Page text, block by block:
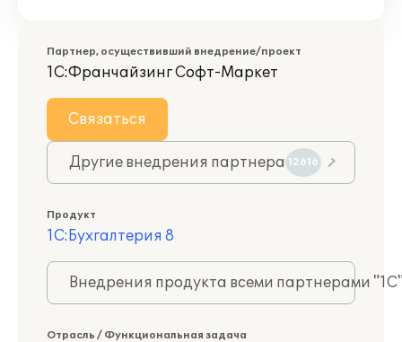
Партнер, осуществивший внедрение/проект
1С:Франчайзинг Софт-Маркет
Связаться
Другие внедрения партнера 12616
Продукт
1С:Бухгалтерия 8
Внедрения продукта всеми партнерами
Отрасль / Функциональная задача